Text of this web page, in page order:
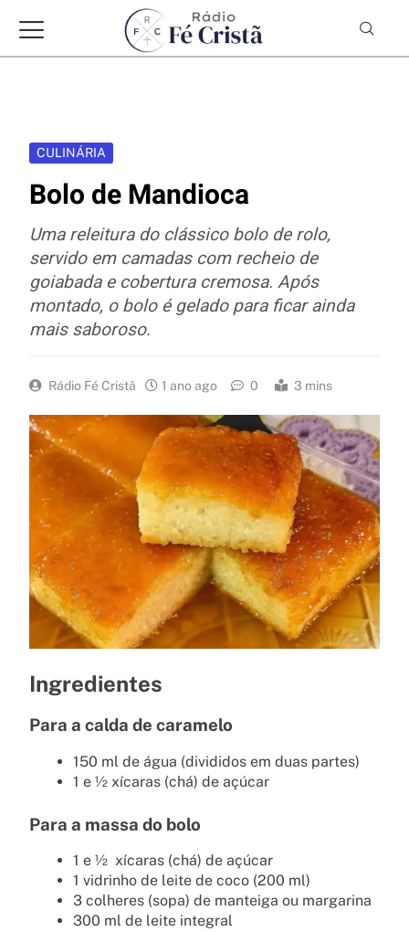
CULINÁRIA
Bolo de Mandioca
Uma releitura do clássico bolo de rolo,
servido em camadas com recheio de
goiabada e cobertura cremosa. Após
montado, o bolo é gelado para ficar ainda
mais saboroso.
Rádio Fé Cristã 1 ano ago 0 3 mins
Ingredientes
Para a calda de caramelo
150 ml de água (divididos em duas partes)
1 e ½ xícaras (chá) de açúcar
Para a massa do bolo
1 e ½ xícaras (chá) de açúcar
1 vidrinho de leite de coco (200 ml)
3 colheres (sopa) de manteiga ou margarina
300 ml de leite integral